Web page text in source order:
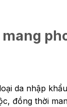
da nhập
đồng thời